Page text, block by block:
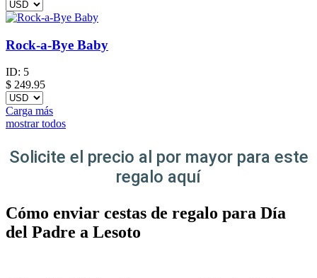
Rock-a-Bye Baby
ID: 5
$ 249.95
Carga más
mostrar todos
Solicite el precio al por mayor para este
regalo aquí
Cómo enviar cestas de regalo para Día
del Padre a Lesoto